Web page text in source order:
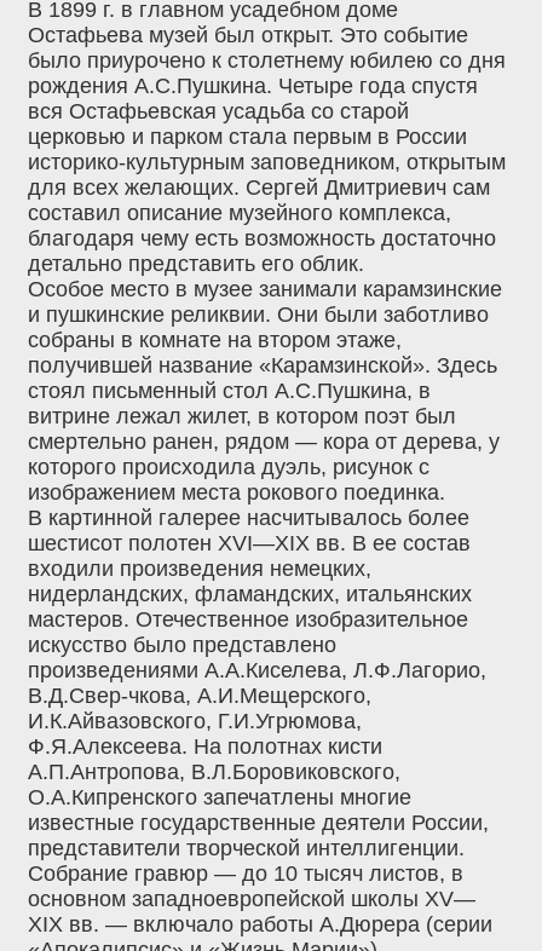
В 1899 г. в главном усадебном доме
Остафьева музей был открыт. Это событие
было приурочено к столетнему юбилею со дня
рождения А.С.Пушкина. Четыре года спустя
вся Остафьевская усадьба со старой
церковью и парком стала первым в России
историко-культурным заповедником, открытым
для всех желающих. Сергей Дмитриевич сам
составил описание музейного комплекса,
благодаря чему есть возможность достаточно
детально представить его облик.
Особое место в музее занимали карамзинские
и пушкинские реликвии. Они были заботливо
собраны в комнате на втором этаже,
получившей название «Карамзинской». Здесь
стоял письменный стол А.С.Пушкина, в
витрине лежал жилет, в котором поэт был
смертельно ранен, рядом — кора от дерева, у
которого происходила дуэль, рисунок с
изображением места рокового поединка.
В картинной галерее насчитывалось более
шестисот полотен XVI—XIX вв. В ее состав
входили произведения немецких,
нидерландских, фламандских, итальянских
мастеров. Отечественное изобразительное
искусство было представлено
произведениями А.А.Киселева, Л.Ф.Лагорио,
В.Д.Свер-чкова, А.И.Мещерского,
И.К.Айвазовского, Г.И.Угрюмова,
Ф.Я.Алексеева. На полотнах кисти
А.П.Антропова, В.Л.Боровиковского,
О.А.Кипренского запечатлены многие
известные государственные деятели России,
представители творческой интеллигенции.
Собрание гравюр — до 10 тысяч листов, в
основном западноевропейской школы XV—
XIX вв. — включало работы А.Дюрера (серии